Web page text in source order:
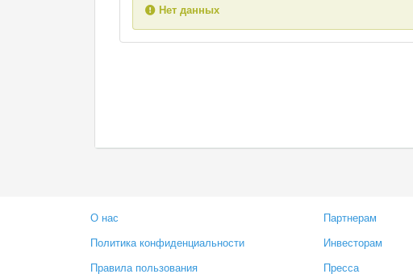
Нет данных
О нас
Политика конфиденциальности
Правила пользования
Партнерам
Инвесторам
Пресса